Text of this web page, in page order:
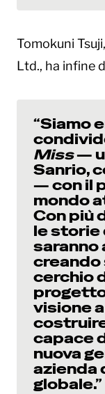
Tomokuni
Ltd., ha infine
“Siamo
Miss—
Sanrio,
— con il
mondo
Con più
le storie
saranno
creando
cerchio
visione
capace
nuova
azienda
globale.”